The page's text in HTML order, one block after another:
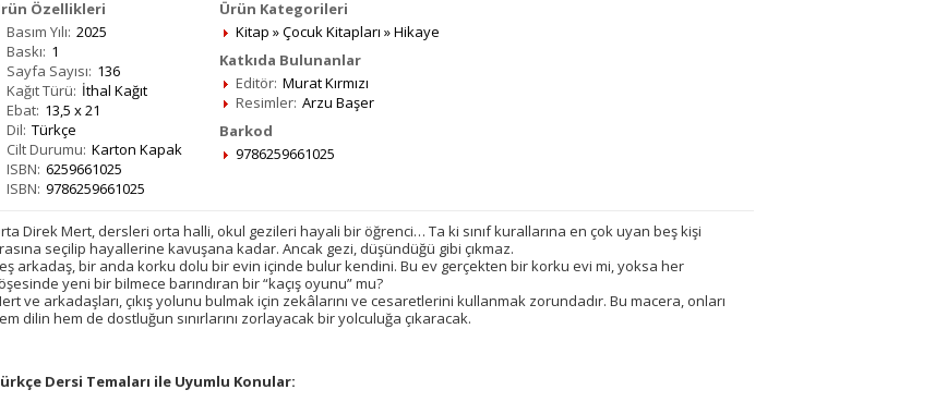
Özellikleri
Basım Yılı: 2025
Baskı: 1
Sayfa Sayısı: 136
Kağıt Türü: İthal Kağıt
Ebat: 13,5 x 21
Dil: Türkçe
Cilt Durumu: Karton Kapak
ISBN: 6259661025
ISBN: 9786259661025
Ürün Kategorileri
Kitap »Çocuk Kitapları »Hikaye
Katkıda Bulunanlar
Editör: Murat Kırmızı
Resimler: Arzu Başer
Barkod
9786259661025
Direk Mert, dersleri orta halli, okul gezileri hayali bir öğrenci… Ta ki sınıf kurallarına en çok uyan beş kişi
seçilip hayallerine kavuşana kadar. Ancak gezi, düşündüğü gibi çıkmaz.
arkadaş, bir anda korku dolu bir evin içinde bulur kendini. Bu ev gerçekten bir korku evi mi, yoksa her
yeni bir bilmece barındıran bir “kaçış oyunu” mu?
ve arkadaşları, çıkış yolunu bulmak için zekâlarını ve cesaretlerini kullanmak zorundadır. Bu macera, onları
dilin hem de dostluğun sınırlarını zorlayacak bir yolculuğa çıkaracak.
Dersi Temaları ile Uyumlu Konular: